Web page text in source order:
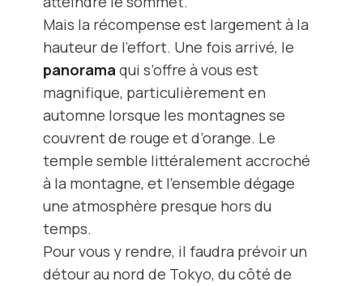
Mais la récompense est largement à la
hauteur de l’effort. Une fois arrivé, le
panorama qui s’offre à vous est
magnifique, particulièrement en
automne lorsque les montagnes se
couvrent de rouge et d’orange. Le
temple semble littéralement accroché
à la montagne, et l’ensemble dégage
une atmosphère presque hors du
temps.
Pour vous y rendre, il faudra prévoir un
détour au nord de Tokyo, du côté de